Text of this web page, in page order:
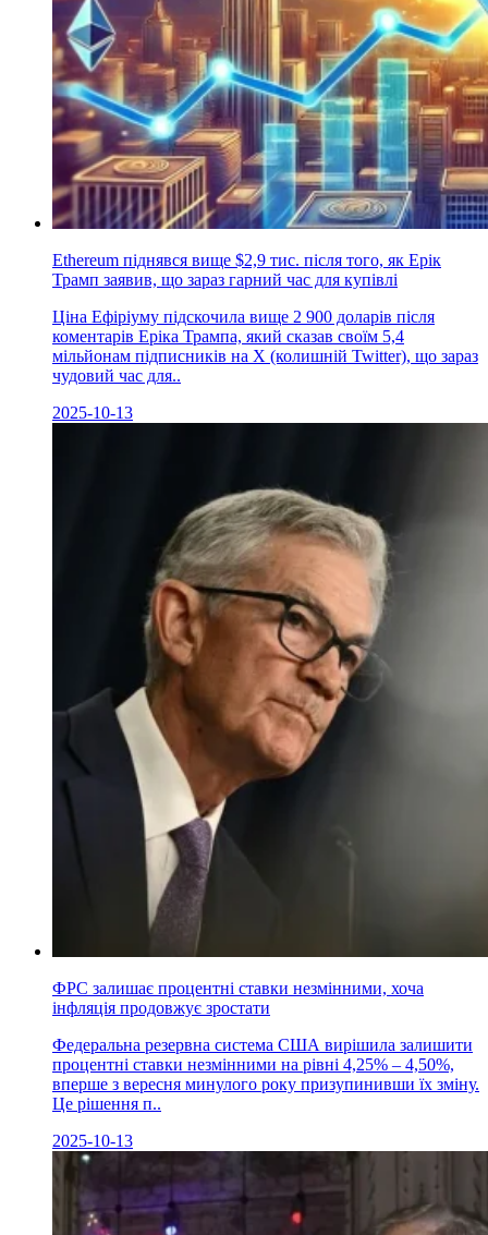
Ethereum піднявся вище $2,9 тис. після того, як Ерік
Трамп заявив, що зараз гарний час для купівлі
Ціна Ефіріуму підскочила вище 2 900 доларів після
коментарів Еріка Трампа, який сказав своїм 5,4
мільйонам підписників на X (колишній Twitter), що зараз
чудовий час для..
2025-10-13
ФРС залишає процентні ставки незмінними, хоча
інфляція продовжує зростати
Федеральна резервна система США вирішила залишити
процентні ставки незмінними на рівні 4,25% – 4,50%,
вперше з вересня минулого року призупинивши їх зміну.
Це рішення п..
2025-10-13